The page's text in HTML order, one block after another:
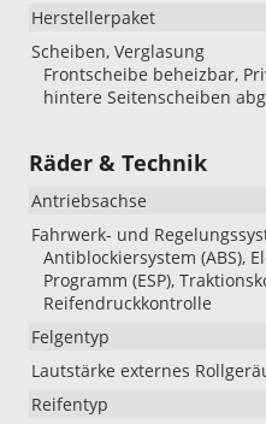
Herstellerpaket
Scheiben, Verglasung
Frontscheibe beheizbar,
hintere Seitenscheiben
Räder & Technik
Antriebsachse
Fahrwerk- und
Antiblockiersystem (ABS),
Programm (ESP),
Reifendruckkontrolle
Felgentyp
Lautstärke externes
Reifentyp